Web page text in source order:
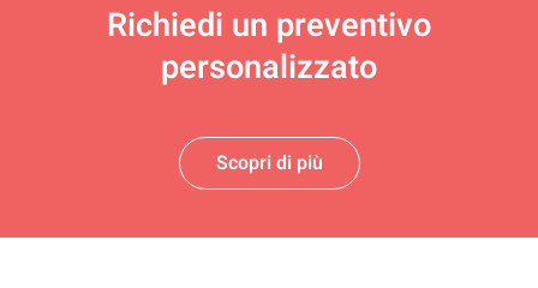
Richiedi un preventivo
personalizzato
Scopri di più